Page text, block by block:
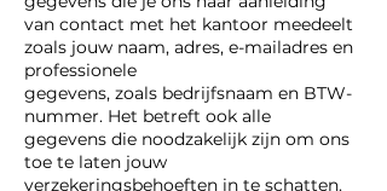
van contact met het kantoor meedeelt
zoals jouw naam, adres, e-mailadres en
professionele
gegevens, zoals bedrijfsnaam en BTW-
nummer. Het betreft ook alle
gegevens die noodzakelijk zijn om ons
toe te laten jouw
verzekeringsbehoeften in te schatten.